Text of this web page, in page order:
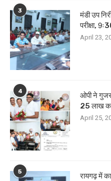
3
मंडी उप
परीक्षा,
April 23,
4
ओपी ने
25 लाख
April 25,
5
रायगढ़ में